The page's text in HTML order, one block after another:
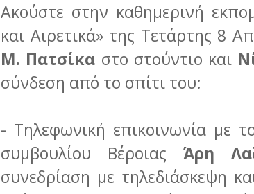
Ακούστε στην καθημερινή
και Αιρετικά» της Τετάρτης 8
Μ. Πατσίκα στο στούντιο και
σύνδεση από το σπίτι του:
- Τηλεφωνική επικοινωνία με
συμβουλίου Βέροιας Άρη
συνεδρίαση με τηλεδιάσκεψη